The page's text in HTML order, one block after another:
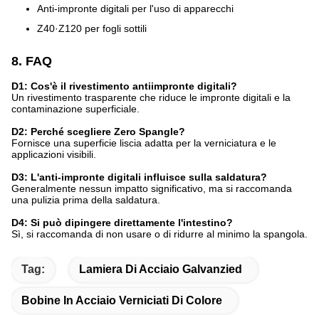
Anti-impronte digitali per l'uso di apparecchi
Z40·Z120 per fogli sottili
8. FAQ
D1: Cos'è il rivestimento antiimpronte digitali?
Un rivestimento trasparente che riduce le impronte digitali e la
contaminazione superficiale.
D2: Perché scegliere Zero Spangle?
Fornisce una superficie liscia adatta per la verniciatura e le
applicazioni visibili.
D3: L'anti-impronte digitali influisce sulla saldatura?
Generalmente nessun impatto significativo, ma si raccomanda
una pulizia prima della saldatura.
D4: Si può dipingere direttamente l'intestino?
Sì, si raccomanda di non usare o di ridurre al minimo la spangola.
Tag: Lamiera Di Acciaio Galvanzied
Bobine In Acciaio Verniciati Di Colore